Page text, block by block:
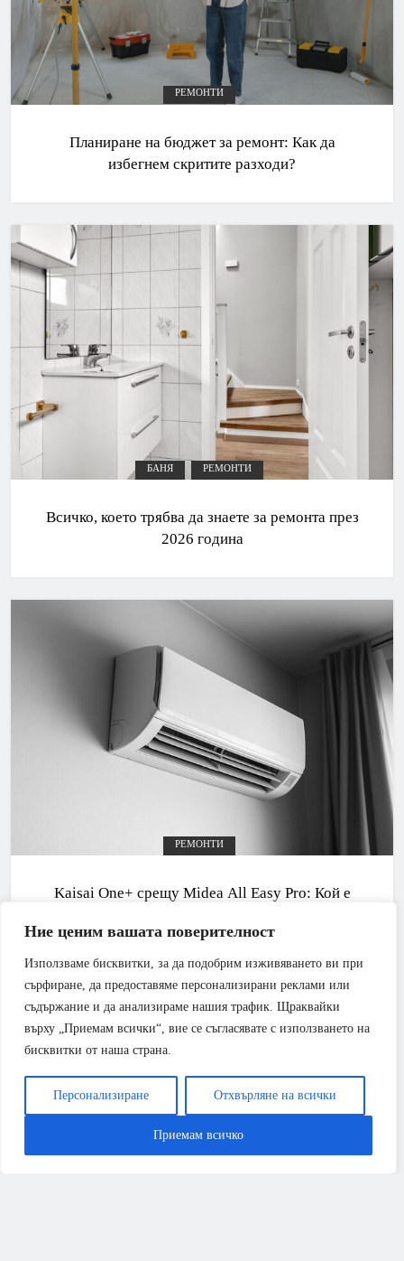
Ние ценим вашата поверителност
Използваме бисквитки, за да подобрим изживяването ви при
сърфиране, да предоставяме персонализирани реклами или
съдържание и да анализираме нашия трафик. Щраквайки
върху „Приемам всички“, вие се съгласявате с използването на
бисквитки от наша страна.
Персонализиране Отхвърляне на всички
Приемам всичко
РЕМОНТИ
Планиране на бюджет за ремонт: Как да
избегнем скритите разходи?
БАНЯ РЕМОНТИ
Всичко, което трябва да знаете за ремонта през
2026 година
РЕМОНТИ
Kaisai One+ срещу Midea All Easy Pro: Кой е